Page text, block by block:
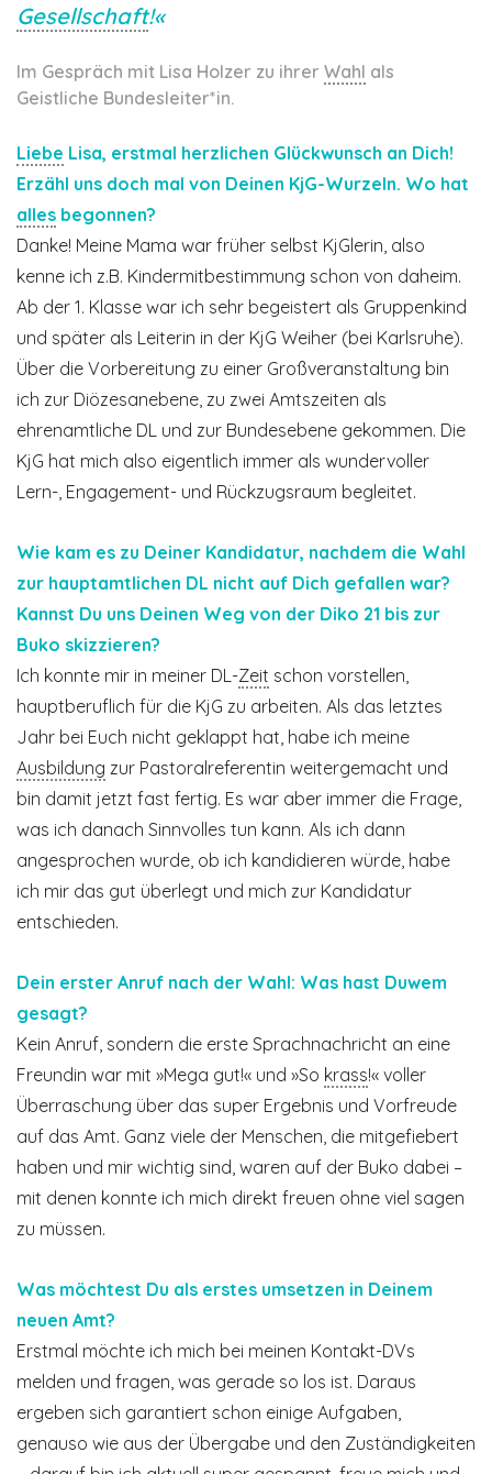
Gesellschaft!«
Im Gespräch mit Lisa Holzer zu ihrer Wahl als
Geistliche Bundesleiter*in.
Liebe Lisa, erstmal herzlichen Glückwunsch an Dich!
Erzähl uns doch mal von Deinen KjG-Wurzeln. Wo hat
alles begonnen?
Danke! Meine Mama war früher selbst KjGlerin, also
kenne ich z.B. Kindermitbestimmung schon von daheim.
Ab der 1. Klasse war ich sehr begeistert als Gruppenkind
und später als Leiterin in der KjG Weiher (bei Karlsruhe).
Über die Vorbereitung zu einer Großveranstaltung bin
ich zur Diözesanebene, zu zwei Amtszeiten als
ehrenamtliche DL und zur Bundesebene gekommen. Die
KjG hat mich also eigentlich immer als wundervoller
Lern-, Engagement- und Rückzugsraum begleitet.
Wie kam es zu Deiner Kandidatur, nachdem die Wahl
zur hauptamtlichen DL nicht auf Dich gefallen war?
Kannst Du uns Deinen Weg von der Diko 21 bis zur
Buko skizzieren?
Ich konnte mir in meiner DL-Zeit schon vorstellen,
hauptberuflich für die KjG zu arbeiten. Als das letztes
Jahr bei Euch nicht geklappt hat, habe ich meine
Ausbildung zur Pastoralreferentin weitergemacht und
bin damit jetzt fast fertig. Es war aber immer die Frage,
was ich danach Sinnvolles tun kann. Als ich dann
angesprochen wurde, ob ich kandidieren würde, habe
ich mir das gut überlegt und mich zur Kandidatur
entschieden.
Dein erster Anruf nach der Wahl: Was hast Duwem
gesagt?
Kein Anruf, sondern die erste Sprachnachricht an eine
Freundin war mit »Mega gut!« und »So krass!« voller
Überraschung über das super Ergebnis und Vorfreude
auf das Amt. Ganz viele der Menschen, die mitgefiebert
haben und mir wichtig sind, waren auf der Buko dabei –
mit denen konnte ich mich direkt freuen ohne viel sagen
zu müssen.
Was möchtest Du als erstes umsetzen in Deinem
neuen Amt?
Erstmal möchte ich mich bei meinen Kontakt-DVs
melden und fragen, was gerade so los ist. Daraus
ergeben sich garantiert schon einige Aufgaben,
genauso wie aus der Übergabe und den Zuständig­keiten